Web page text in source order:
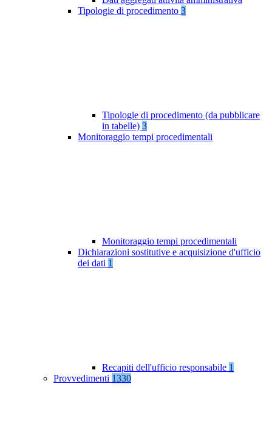
Tipologie di procedimento 3
Tipologie di procedimento (da pubblicare
in tabelle) 3
Monitoraggio tempi procedimentali
Monitoraggio tempi procedimentali
Dichiarazioni sostitutive e acquisizione d'ufficio
dei dati 1
Recapiti dell'ufficio responsabile 1
Provvedimenti 1330